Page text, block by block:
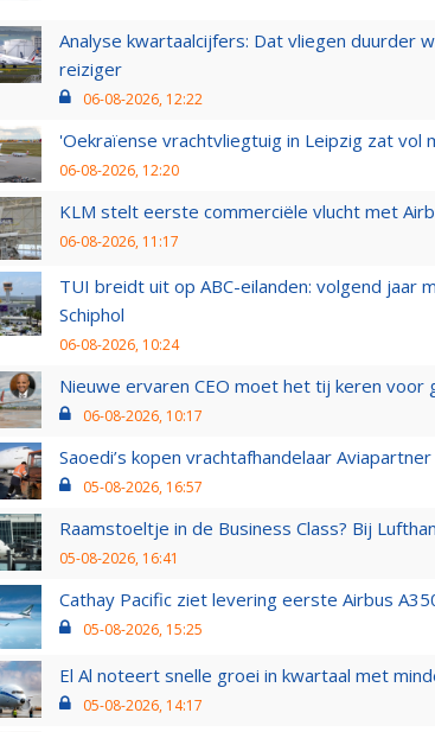
Analyse kwartaalcijfers: Dat vliegen duurder
reiziger
06-08-2026, 12:22
'Oekraïense vrachtvliegtuig in Leipzig zat vol
06-08-2026, 12:20
KLM stelt eerste commerciële vlucht met
06-08-2026, 11:17
TUI breidt uit op ABC-eilanden: volgend jaar
Schiphol
06-08-2026, 10:24
Nieuwe ervaren CEO moet het tij keren voor
06-08-2026, 10:17
Saoedi’s kopen vrachtafhandelaar
05-08-2026, 16:57
Raamstoeltje in de Business Class? Bij
05-08-2026, 16:41
Cathay Pacific ziet levering eerste Airbus
05-08-2026, 15:25
El Al noteert snelle groei in kwartaal met
05-08-2026, 14:17